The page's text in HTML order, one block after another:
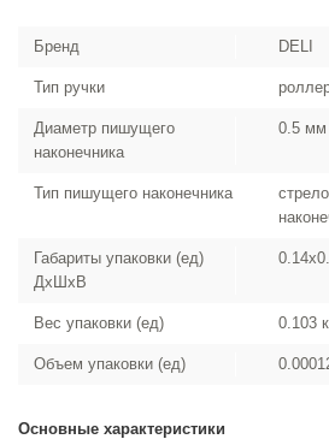
Бренд DELI
Тип ручки
Диаметр пишущего
наконечника
0.5 мм
Тип пишущего наконечника
Габариты упаковки (ед)
ДхШхВ
Вес упаковки (ед) 0.103
Объем упаковки (ед)
Основные характеристики